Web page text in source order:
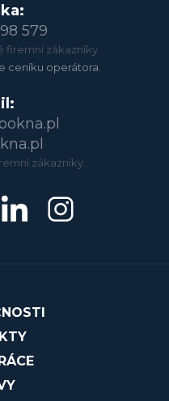
579
firemní zákazníky.
ceníku operátora.
zákazníky.